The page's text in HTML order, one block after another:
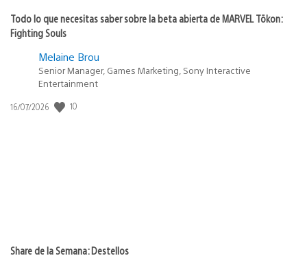
Todo lo que necesitas saber sobre la beta abierta de MARVEL Tōkon:
Fighting Souls
Melaine Brou
Senior Manager, Games Marketing, Sony Interactive
Entertainment
Fecha
16/07/2026 10
Share de la Semana: Destellos